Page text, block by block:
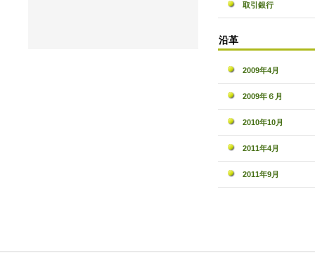
取引銀行
沿革
2009年4月
2009年６月
2010年10月
2011年4月
2011年9月